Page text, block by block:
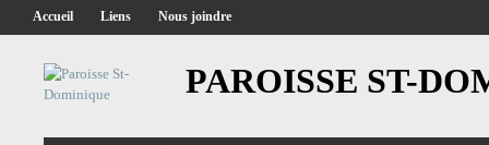
Accueil Liens Nous joindre
PAROISSE ST-